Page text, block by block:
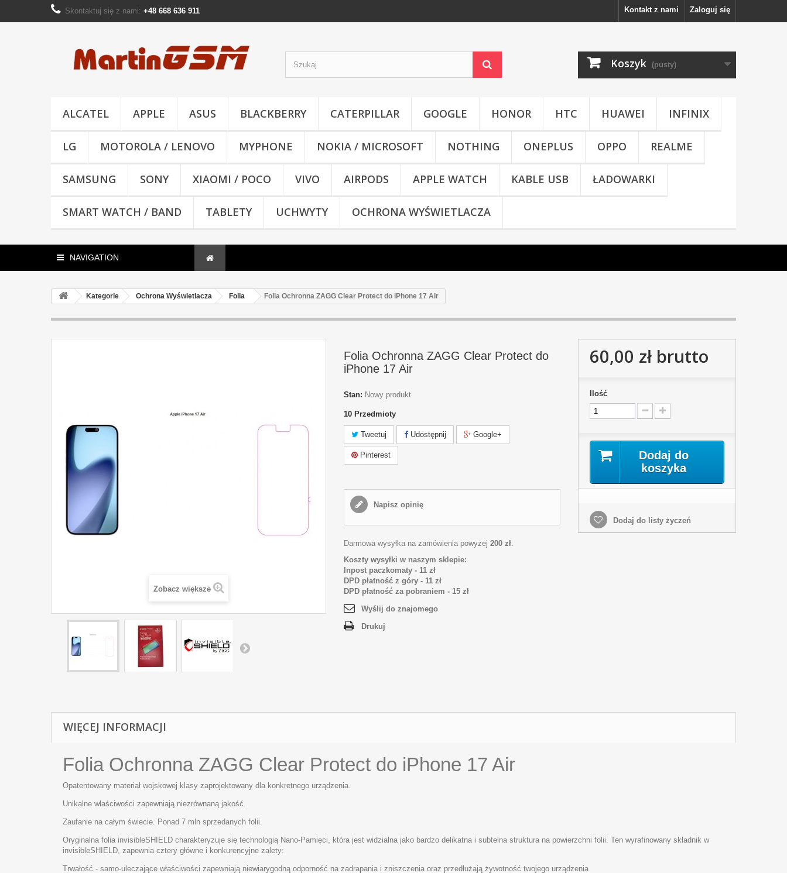
Zaloguj się
Kontakt z nami
Skontaktuj się z nami: +48 668 636 911
Koszyk (pusty)
ALCATEL APPLE ASUS BLACKBERRY CATERPILLAR GOOGLE HONOR HTC HUAWEI INFINIX
LG MOTOROLA / LENOVO MYPHONE NOKIA / MICROSOFT NOTHING ONEPLUS OPPO REALME
SAMSUNG SONY XIAOMI / POCO VIVO AIRPODS APPLE WATCH KABLE USB ŁADOWARKI
SMART WATCH / BAND TABLETY UCHWYTY OCHRONA WYŚWIETLACZA
NAVIGATION
Kategorie Ochrona Wyświetlacza Folia Folia Ochronna ZAGG Clear Protect do iPhone 17 Air
Zobacz większe
Folia Ochronna ZAGG Clear Protect do
iPhone 17 Air
Stan: Nowy produkt
10 Przedmioty
Tweetuj Udostępnij Google+
Pinterest
Napisz opinię
Darmowa wysyłka na zamówienia powyżej 200 zł.
Koszty wysyłki w naszym sklepie:
Inpost paczkomaty - 11 zł
DPD płatność z góry - 11 zł
DPD płatność za pobraniem - 15 zł
Wyślij do znajomego
Drukuj
60,00 złbrutto
Ilość
Dodaj do
koszyka
Dodaj do listy życzeń
WIĘCEJ INFORMACJI
Folia Ochronna ZAGG Clear Protect do iPhone 17 Air
Opatentowany materiał wojskowej klasy zaprojektowany dla konkretnego urządzenia.
Unikalne właściwości zapewniają niezrównaną jakość.
Zaufanie na całym świecie. Ponad 7 mln sprzedanych folii.
Oryginalna folia invisibleSHIELD charakteryzuje się technologią Nano-Pamięci, która jest widzialna jako bardzo delikatna i subtelna struktura na powierzchni folii. Ten wyrafinowany składnik w
invisibleSHIELD, zapewnia cztery główne i konkurencyjne zalety:
Trwałość - samo-uleczające właściwości zapewniają niewiarygodną odporność na zadrapania i zniszczenia oraz przedłużają żywotność twojego urządzenia